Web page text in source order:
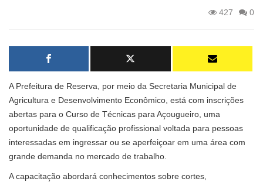
427
0
A Prefeitura de Reserva, por meio da Secretaria Municipal de
Agricultura e Desenvolvimento Econômico, está com inscrições
abertas para o Curso de Técnicas para Açougueiro, uma
oportunidade de qualificação profissional voltada para pessoas
interessadas em ingressar ou se aperfeiçoar em uma área com
grande demanda no mercado de trabalho.
A capacitação abordará conhecimentos sobre cortes,